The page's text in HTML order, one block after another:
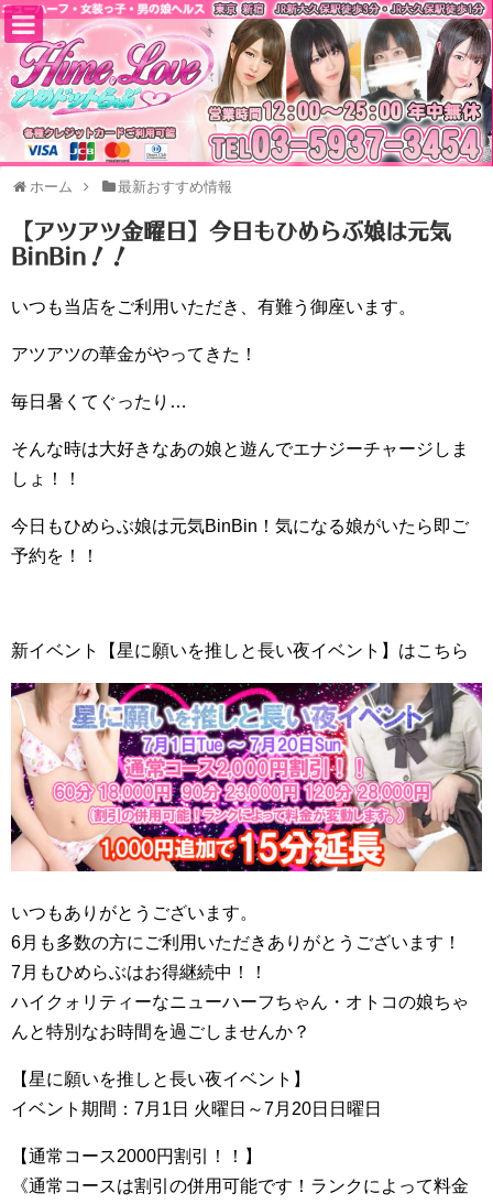
ホーム 最新おすすめ情報
【アツアツ金曜日】今日もひめらぶ娘は元気
BinBin！！
いつも当店をご利用いただき、有難う御座います。
アツアツの華金がやってきた！
毎日暑くてぐったり…
そんな時は大好きなあの娘と遊んでエナジーチャージしま
しょ！！
今日もひめらぶ娘は元気BinBin！気になる娘がいたら即ご
予約を！！
新イベント【星に願いを推しと長い夜イベント】はこちら
いつもありがとうございます。
6月も多数の方にご利用いただきありがとうございます！
7月もひめらぶはお得継続中！！
ハイクォリティーなニューハーフちゃん・オトコの娘ちゃ
んと特別なお時間を過ごしませんか？
【星に願いを推しと長い夜イベント】
イベント期間：7月1日 火曜日～7月20日日曜日
【通常コース2000円割引！！】
《通常コースは割引の併用可能です！ランクによって料金